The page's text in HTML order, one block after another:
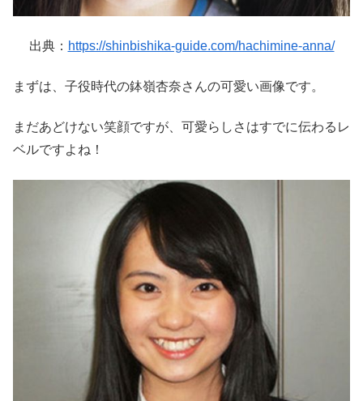
出典： https://shinbishika-guide.com/hachimine-anna/
まずは、子役時代の鉢嶺杏奈さんの可愛い画像です。
まだあどけない笑顔ですが、可愛らしさはすでに伝わるレ
ベルですよね！